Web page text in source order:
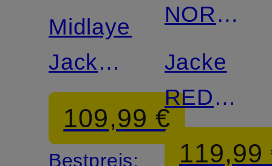
Midlayer-
Jacke
FLEECE
LIGHT
109,99 €
Bestpreis:
NORTH
FACE
Jacke
RED
BOX
119,99